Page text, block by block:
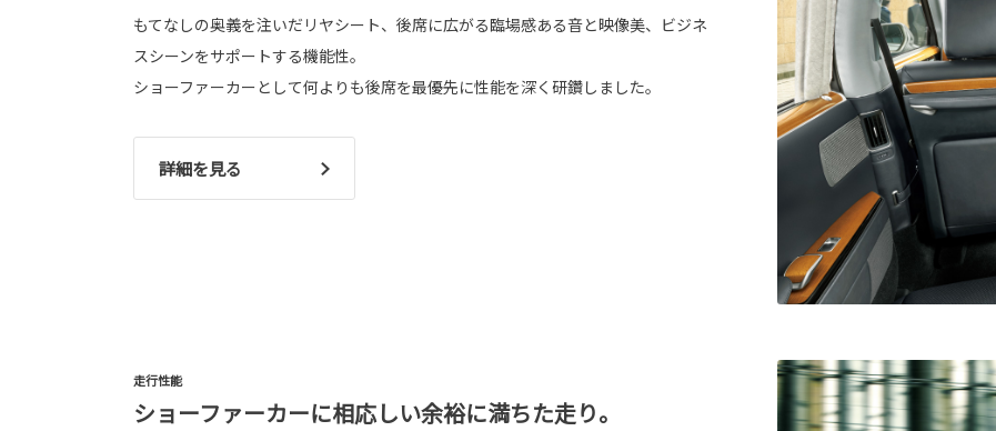
もてなしの奥義を注いだリヤシート、後席に広がる臨場感ある音と映像美、ビジネ
スシーンをサポートする機能性。
ショーファーカーとして何よりも後席を最優先に性能を深く研鑽しました。
詳細を見る
走行性能
ショーファーカーに相応しい余裕に満ちた走り。